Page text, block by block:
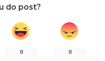
do post?
0 0